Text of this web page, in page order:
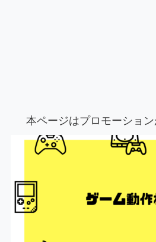
本ページはプロモーショ